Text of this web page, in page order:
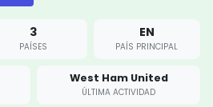
3
PAÍSES
EN
PAÍS PRINCIPAL
West Ham United
ÚLTIMA ACTIVIDAD